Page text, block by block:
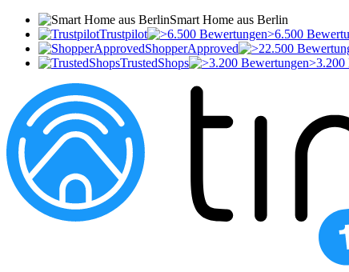
Smart Home aus Berlin
Trustpilot
>6.500
ShopperApproved
TrustedShops
>3.200